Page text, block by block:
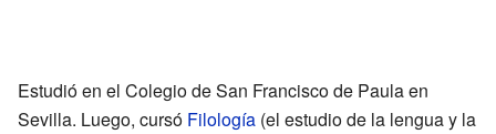
Estudió en el Colegio de San Francisco de Paula en
Sevilla. Luego, cursó Filología (el estudio de la lengua y la